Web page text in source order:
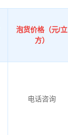
泡货价格（元/立
方）
电话咨询